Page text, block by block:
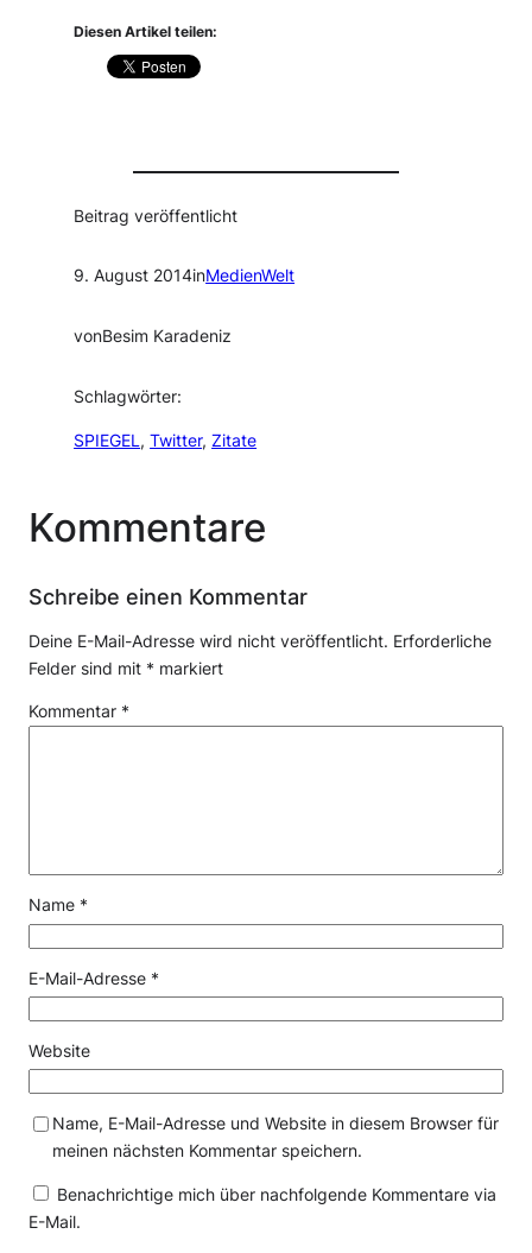
Diesen Artikel teilen:
Beitrag veröffentlicht
9. August 2014inMedienWelt
vonBesim Karadeniz
Schlagwörter:
SPIEGEL, Twitter, Zitate
Kommentare
Schreibe einen Kommentar
Deine E-Mail-Adresse wird nicht veröffentlicht. Erforderliche
Felder sind mit * markiert
Kommentar *
Name *
E-Mail-Adresse *
Website
Name, E-Mail-Adresse und Website in diesem Browser für
meinen nächsten Kommentar speichern.
Benachrichtige mich über nachfolgende Kommentare via
E-Mail.